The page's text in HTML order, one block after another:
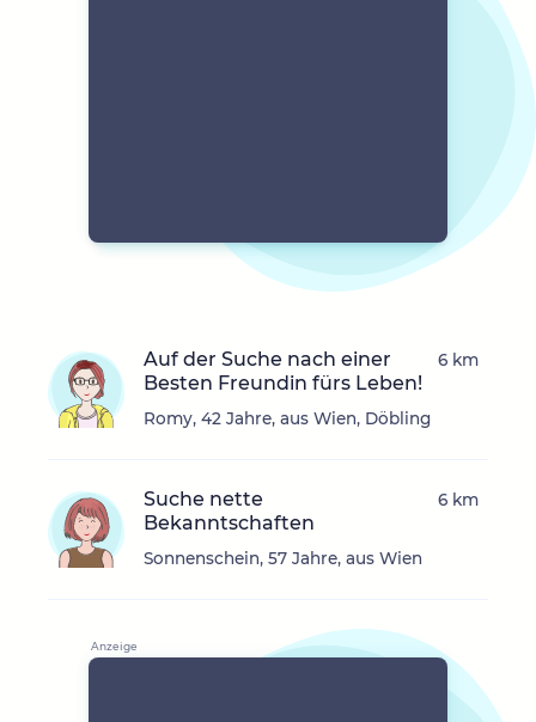
Auf der Suche nach einer
Besten Freundin fürs Leben!
Romy, 42 Jahre, aus Wien, Döbling
6 km
Suche nette
Bekanntschaften
Sonnenschein, 57 Jahre, aus Wien
6 km